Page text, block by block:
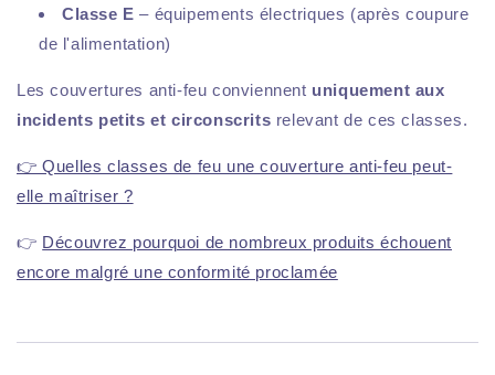
Classe E – équipements électriques (après coupure
de l'alimentation)
Les couvertures anti-feu conviennent uniquement aux
incidents petits et circonscrits relevant de ces classes.
👉 Quelles classes de feu une couverture anti-feu peut-
elle maîtriser ?
👉 Découvrez pourquoi de nombreux produits échouent
encore malgré une conformité proclamée